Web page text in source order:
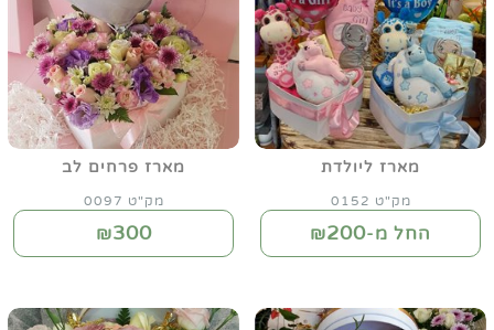
מארז ליולדת
מק"ט 0152
החל מ-₪200
מארז פרחים לב
מק"ט 0097
₪300